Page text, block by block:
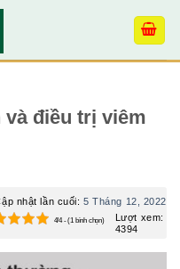
điều trị viêm
nhật lần cuối:5 Tháng 12, 2022
4/4 - (1 bình chọn)
Lượt xem:
4394